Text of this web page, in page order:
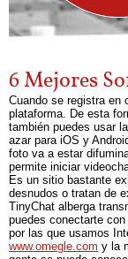
6 Mejores
Cuando se registra en
plataforma. De esta
también puedes usar
azar para iOS y
foto va a estar
permite iniciar
Es un sitio bastante
desnudos o tratan de
TinyChat alberga
puedes conectarte
por las que usamos
www.omegle.com y la